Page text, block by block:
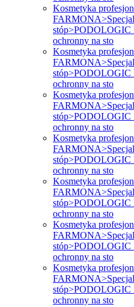
Kosmetyka
ochronny na sto
Kosmetyka
ochronny na sto
Kosmetyka
ochronny na sto
Kosmetyka
ochronny na sto
Kosmetyka
ochronny na sto
Kosmetyka
ochronny na sto
Kosmetyka
ochronny na sto